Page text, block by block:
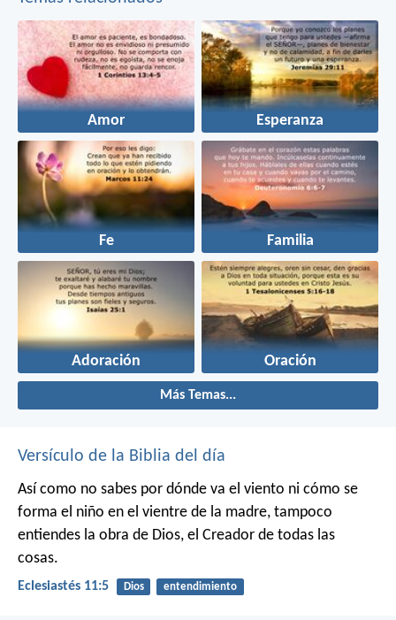
Amor Esperanza
Fe Familia
Adoración Oración
Más Temas...
Versículo de la Biblia del día
Así como no sabes por dónde va el viento ni cómo se
forma el niño en el vientre de la madre, tampoco
entiendes la obra de Dios, el Creador de todas las
cosas.
Eclesiastés 11:5 Dios entendimiento